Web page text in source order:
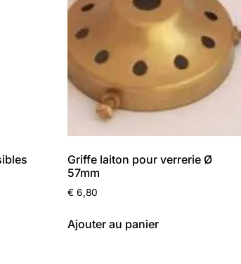
Griffe laiton pour verrerie Ø
57mm
€ 6,80
Ajouter au panier